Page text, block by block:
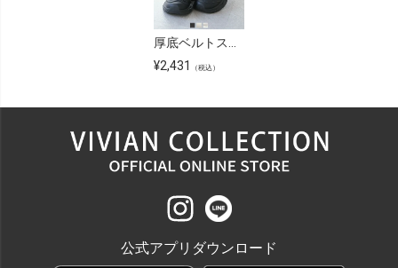
厚底ベルトスニーカーサンダル
¥2,431 （税込）
公式アプリダウンロード